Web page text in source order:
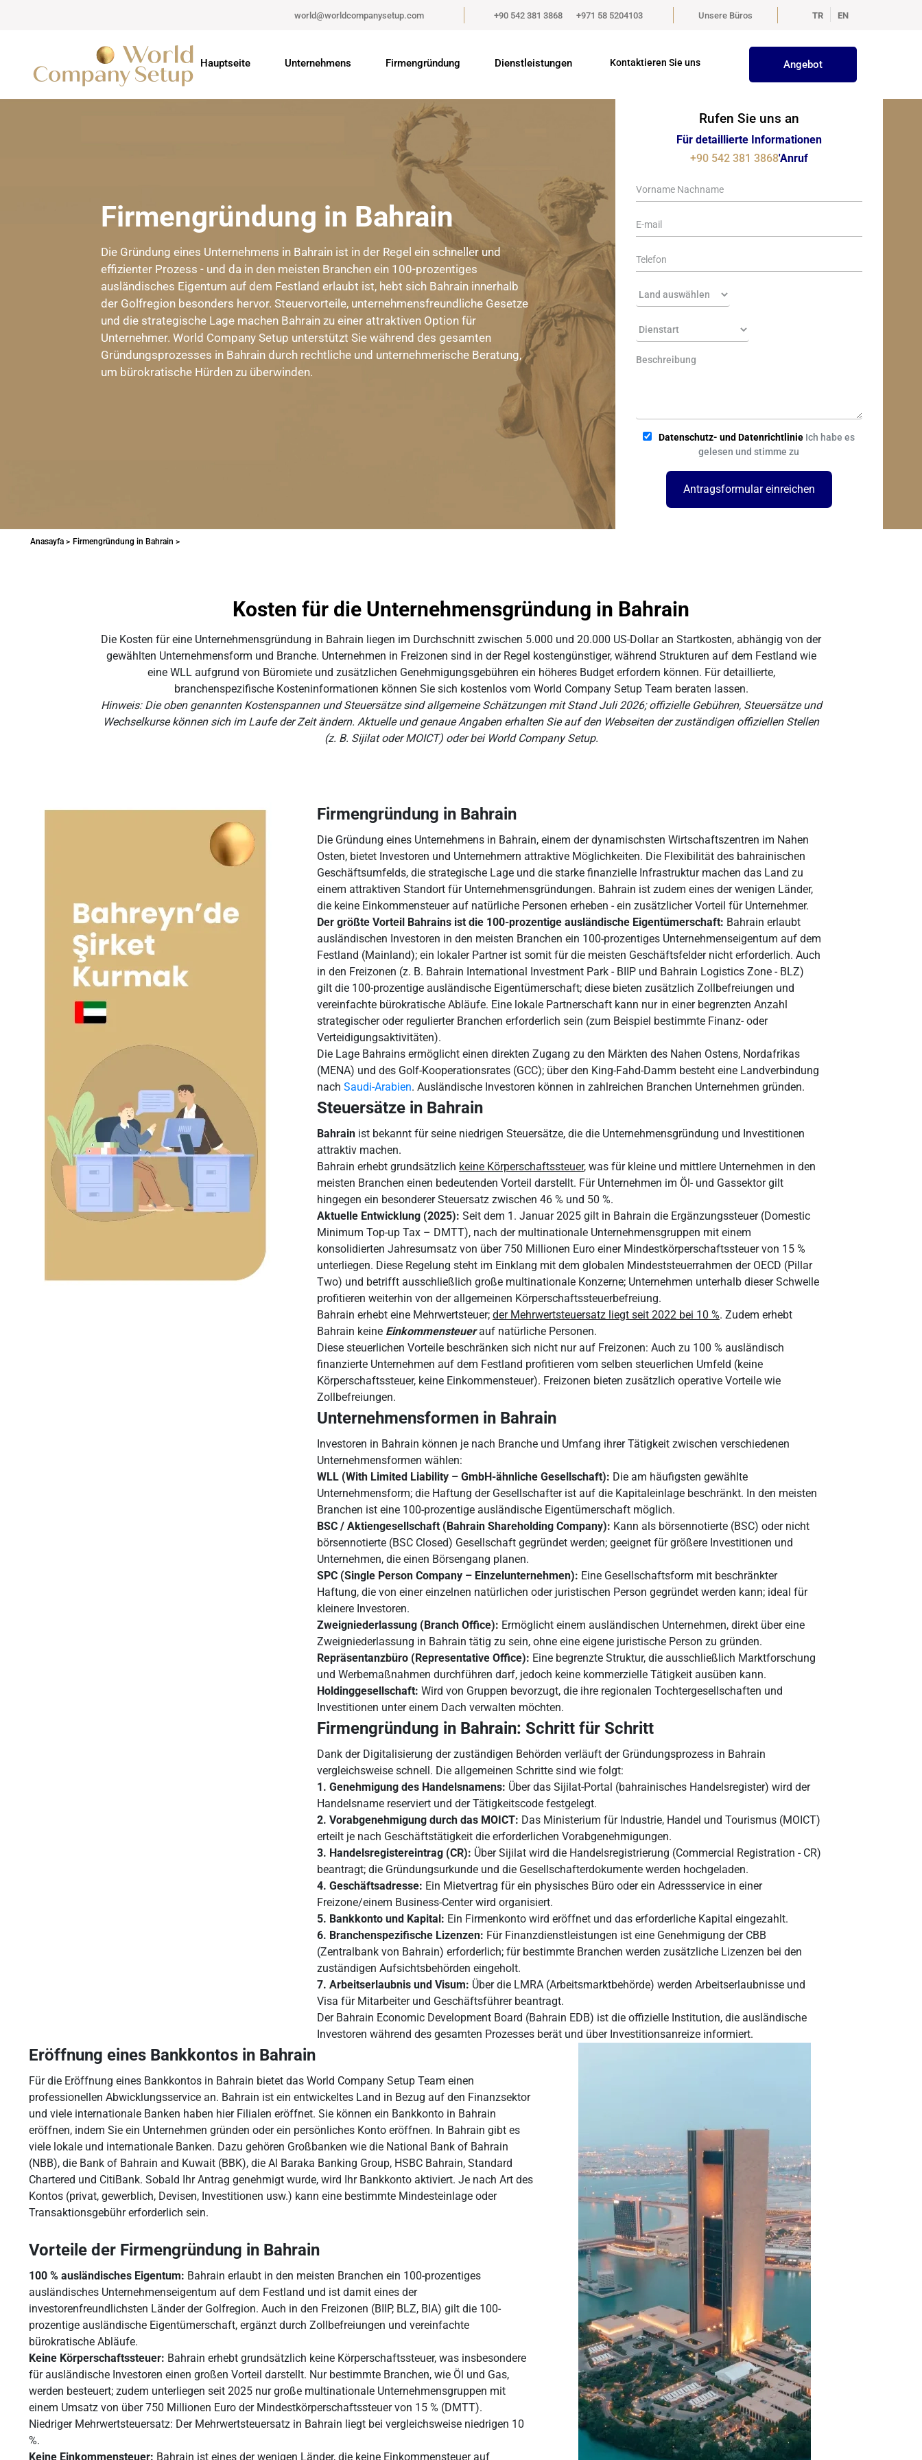
world@worldcompanysetup.com +90 542 381 3868 +971 58 5204103 Unsere Büros TR EN
Hauptseite Unternehmens Firmengründung Dienstleistungen Kontaktieren Sie uns Angebot
Firmengründung in Bahrain
Die Gründung eines Unternehmens in Bahrain ist in der Regel ein schneller und
effizienter Prozess - und da in den meisten Branchen ein 100-prozentiges
ausländisches Eigentum auf dem Festland erlaubt ist, hebt sich Bahrain innerhalb
der Golfregion besonders hervor. Steuervorteile, unternehmensfreundliche Gesetze
und die strategische Lage machen Bahrain zu einer attraktiven Option für
Unternehmer. World Company Setup unterstützt Sie während des gesamten
Gründungsprozesses in Bahrain durch rechtliche und unternehmerische Beratung,
um bürokratische Hürden zu überwinden.
Rufen Sie uns an
Für detaillierte Informationen
+90 542 381 3868'Anruf
Datenschutz- und Datenrichtlinie Ich habe es
gelesen und stimme zu
Antragsformular einreichen
Anasayfa > Firmengründung in Bahrain >
Kosten für die Unternehmensgründung in Bahrain
Die Kosten für eine Unternehmensgründung in Bahrain liegen im Durchschnitt zwischen 5.000 und 20.000 US-Dollar an Startkosten, abhängig von der
gewählten Unternehmensform und Branche. Unternehmen in Freizonen sind in der Regel kostengünstiger, während Strukturen auf dem Festland wie
eine WLL aufgrund von Büromiete und zusätzlichen Genehmigungsgebühren ein höheres Budget erfordern können. Für detaillierte,
branchenspezifische Kosteninformationen können Sie sich kostenlos vom World Company Setup Team beraten lassen.
Hinweis: Die oben genannten Kostenspannen und Steuersätze sind allgemeine Schätzungen mit Stand Juli 2026; offizielle Gebühren, Steuersätze und
Wechselkurse können sich im Laufe der Zeit ändern. Aktuelle und genaue Angaben erhalten Sie auf den Webseiten der zuständigen offiziellen Stellen
(z. B. Sijilat oder MOICT) oder bei World Company Setup.
Firmengründung in Bahrain
Die Gründung eines Unternehmens in Bahrain, einem der dynamischsten Wirtschaftszentren im Nahen
Osten, bietet Investoren und Unternehmern attraktive Möglichkeiten. Die Flexibilität des bahrainischen
Geschäftsumfelds, die strategische Lage und die starke finanzielle Infrastruktur machen das Land zu
einem attraktiven Standort für Unternehmensgründungen. Bahrain ist zudem eines der wenigen Länder,
die keine Einkommensteuer auf natürliche Personen erheben - ein zusätzlicher Vorteil für Unternehmer.
Der größte Vorteil Bahrains ist die 100-prozentige ausländische Eigentümerschaft: Bahrain erlaubt
ausländischen Investoren in den meisten Branchen ein 100-prozentiges Unternehmenseigentum auf dem
Festland (Mainland); ein lokaler Partner ist somit für die meisten Geschäftsfelder nicht erforderlich. Auch
in den Freizonen (z. B. Bahrain International Investment Park - BIIP und Bahrain Logistics Zone - BLZ)
gilt die 100-prozentige ausländische Eigentümerschaft; diese bieten zusätzlich Zollbefreiungen und
vereinfachte bürokratische Abläufe. Eine lokale Partnerschaft kann nur in einer begrenzten Anzahl
strategischer oder regulierter Branchen erforderlich sein (zum Beispiel bestimmte Finanz- oder
Verteidigungsaktivitäten).
Die Lage Bahrains ermöglicht einen direkten Zugang zu den Märkten des Nahen Ostens, Nordafrikas
(MENA) und des Golf-Kooperationsrates (GCC); über den King-Fahd-Damm besteht eine Landverbindung
nach Saudi-Arabien. Ausländische Investoren können in zahlreichen Branchen Unternehmen gründen.
Steuersätze in Bahrain
Bahrainist bekannt für seine niedrigen Steuersätze, die die Unternehmensgründung und Investitionen
attraktiv machen.
Bahrain erhebt grundsätzlich keine Körperschaftssteuer, was für kleine und mittlere Unternehmen in den
meisten Branchen einen bedeutenden Vorteil darstellt. Für Unternehmen im Öl- und Gassektor gilt
hingegen ein besonderer Steuersatz zwischen 46 % und 50 %.
Aktuelle Entwicklung (2025): Seit dem 1. Januar 2025 gilt in Bahrain die Ergänzungssteuer (Domestic
Minimum Top-up Tax – DMTT), nach der multinationale Unternehmensgruppen mit einem
konsolidierten Jahresumsatz von über 750 Millionen Euro einer Mindestkörperschaftssteuer von 15 %
unterliegen. Diese Regelung steht im Einklang mit dem globalen Mindeststeuerrahmen der OECD (Pillar
Two) und betrifft ausschließlich große multinationale Konzerne; Unternehmen unterhalb dieser Schwelle
profitieren weiterhin von der allgemeinen Körperschaftssteuerbefreiung.
Bahrain erhebt eine Mehrwertsteuer; der Mehrwertsteuersatz liegt seit 2022 bei 10 %. Zudem erhebt
Bahrain keine Einkommensteuerauf natürliche Personen.
Diese steuerlichen Vorteile beschränken sich nicht nur auf Freizonen: Auch zu 100 % ausländisch
finanzierte Unternehmen auf dem Festland profitieren vom selben steuerlichen Umfeld (keine
Körperschaftssteuer, keine Einkommensteuer). Freizonen bieten zusätzlich operative Vorteile wie
Zollbefreiungen.
Unternehmensformen in Bahrain
Investoren in Bahrain können je nach Branche und Umfang ihrer Tätigkeit zwischen verschiedenen
Unternehmensformen wählen:
WLL (With Limited Liability – GmbH-ähnliche Gesellschaft): Die am häufigsten gewählte
Unternehmensform; die Haftung der Gesellschafter ist auf die Kapitaleinlage beschränkt. In den meisten
Branchen ist eine 100-prozentige ausländische Eigentümerschaft möglich.
BSC / Aktiengesellschaft (Bahrain Shareholding Company): Kann als börsennotierte (BSC) oder nicht
börsennotierte (BSC Closed) Gesellschaft gegründet werden; geeignet für größere Investitionen und
Unternehmen, die einen Börsengang planen.
SPC (Single Person Company – Einzelunternehmen): Eine Gesellschaftsform mit beschränkter
Haftung, die von einer einzelnen natürlichen oder juristischen Person gegründet werden kann; ideal für
kleinere Investoren.
Zweigniederlassung (Branch Office): Ermöglicht einem ausländischen Unternehmen, direkt über eine
Zweigniederlassung in Bahrain tätig zu sein, ohne eine eigene juristische Person zu gründen.
Repräsentanzbüro (Representative Office): Eine begrenzte Struktur, die ausschließlich Marktforschung
und Werbemaßnahmen durchführen darf, jedoch keine kommerzielle Tätigkeit ausüben kann.
Holdinggesellschaft: Wird von Gruppen bevorzugt, die ihre regionalen Tochtergesellschaften und
Investitionen unter einem Dach verwalten möchten.
Firmengründung in Bahrain: Schritt für Schritt
Dank der Digitalisierung der zuständigen Behörden verläuft der Gründungsprozess in Bahrain
vergleichsweise schnell. Die allgemeinen Schritte sind wie folgt:
1. Genehmigung des Handelsnamens: Über das Sijilat-Portal (bahrainisches Handelsregister) wird der
Handelsname reserviert und der Tätigkeitscode festgelegt.
2. Vorabgenehmigung durch das MOICT: Das Ministerium für Industrie, Handel und Tourismus (MOICT)
erteilt je nach Geschäftstätigkeit die erforderlichen Vorabgenehmigungen.
3. Handelsregistereintrag (CR): Über Sijilat wird die Handelsregistrierung (Commercial Registration - CR)
beantragt; die Gründungsurkunde und die Gesellschafterdokumente werden hochgeladen.
4. Geschäftsadresse: Ein Mietvertrag für ein physisches Büro oder ein Adressservice in einer
Freizone/einem Business-Center wird organisiert.
5. Bankkonto und Kapital: Ein Firmenkonto wird eröffnet und das erforderliche Kapital eingezahlt.
6. Branchenspezifische Lizenzen: Für Finanzdienstleistungen ist eine Genehmigung der CBB
(Zentralbank von Bahrain) erforderlich; für bestimmte Branchen werden zusätzliche Lizenzen bei den
zuständigen Aufsichtsbehörden eingeholt.
7. Arbeitserlaubnis und Visum: Über die LMRA (Arbeitsmarktbehörde) werden Arbeitserlaubnisse und
Visa für Mitarbeiter und Geschäftsführer beantragt.
Der Bahrain Economic Development Board (Bahrain EDB) ist die offizielle Institution, die ausländische
Investoren während des gesamten Prozesses berät und über Investitionsanreize informiert.
Eröffnung eines Bankkontos in Bahrain
Für die Eröffnung eines Bankkontos in Bahrain bietet das World Company Setup Team einen
professionellen Abwicklungsservice an. Bahrain ist ein entwickeltes Land in Bezug auf den Finanzsektor
und viele internationale Banken haben hier Filialen eröffnet. Sie können ein Bankkonto in Bahrain
eröffnen, indem Sie ein Unternehmen gründen oder ein persönliches Konto eröffnen. In Bahrain gibt es
viele lokale und internationale Banken. Dazu gehören Großbanken wie die National Bank of Bahrain
(NBB), die Bank of Bahrain and Kuwait (BBK), die Al Baraka Banking Group, HSBC Bahrain, Standard
Chartered und CitiBank. Sobald Ihr Antrag genehmigt wurde, wird Ihr Bankkonto aktiviert. Je nach Art des
Kontos (privat, gewerblich, Devisen, Investitionen usw.) kann eine bestimmte Mindesteinlage oder
Transaktionsgebühr erforderlich sein.
Vorteile der Firmengründung in Bahrain
100 % ausländisches Eigentum: Bahrain erlaubt in den meisten Branchen ein 100-prozentiges
ausländisches Unternehmenseigentum auf dem Festland und ist damit eines der
investorenfreundlichsten Länder der Golfregion. Auch in den Freizonen (BIIP, BLZ, BIA) gilt die 100-
prozentige ausländische Eigentümerschaft, ergänzt durch Zollbefreiungen und vereinfachte
bürokratische Abläufe.
Keine Körperschaftssteuer: Bahrain erhebt grundsätzlich keine Körperschaftssteuer, was insbesondere
für ausländische Investoren einen großen Vorteil darstellt. Nur bestimmte Branchen, wie Öl und Gas,
werden besteuert; zudem unterliegen seit 2025 nur große multinationale Unternehmensgruppen mit
einem Umsatz von über 750 Millionen Euro der Mindestkörperschaftssteuer von 15 % (DMTT).
Niedriger Mehrwertsteuersatz: Der Mehrwertsteuersatz in Bahrain liegt bei vergleichsweise niedrigen 10
%.
Keine Einkommensteuer: Bahrain ist eines der wenigen Länder, die keine Einkommensteuer auf